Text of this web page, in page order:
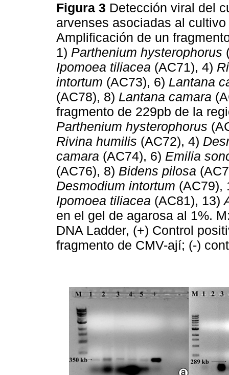
Figura 3 Detección viral del
arvenses asociadas al
Amplificación de un
1) Parthenium hysterophorus
Ipomoea tiliacea (AC71), 4)
intortum (AC73), 6) Lantana
(AC78), 8) Lantana camara
fragmento de 229pb de la
Parthenium hysterophorus
Rivina humilis (AC72), 4)
camara (AC74), 6) Emilia
(AC76), 8) Bidens pilosa
Desmodium intortum (AC79),
Ipomoea tiliacea (AC81), 13)
en el gel de agarosa al 1%.
DNA Ladder, (+) Control
fragmento de CMV-ají; (-)